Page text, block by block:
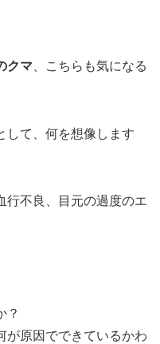
クマ 、こちらも気になる
して、何を想像します
行不良、目元の過度のエ
？
が原因でできているかわ